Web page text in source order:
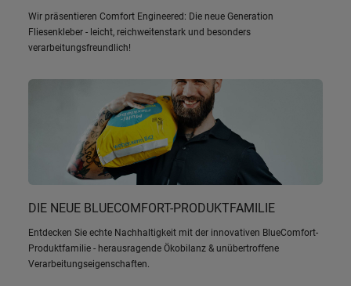
Wir präsentieren Comfort Engineered: Die neue Generation
Fliesenkleber - leicht, reichweitenstark und besonders
verarbeitungsfreundlich!
DIE NEUE BLUECOMFORT-PRODUKTFAMILIE
Entdecken Sie echte Nachhaltigkeit mit der innovativen BlueComfort-
Produktfamilie - herausragende Ökobilanz & unübertroffene
Verarbeitungseigenschaften.